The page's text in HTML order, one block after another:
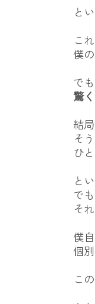
と
こ
僕
で
驚
結
そ
ひ
と
で
そ
僕
個
こ